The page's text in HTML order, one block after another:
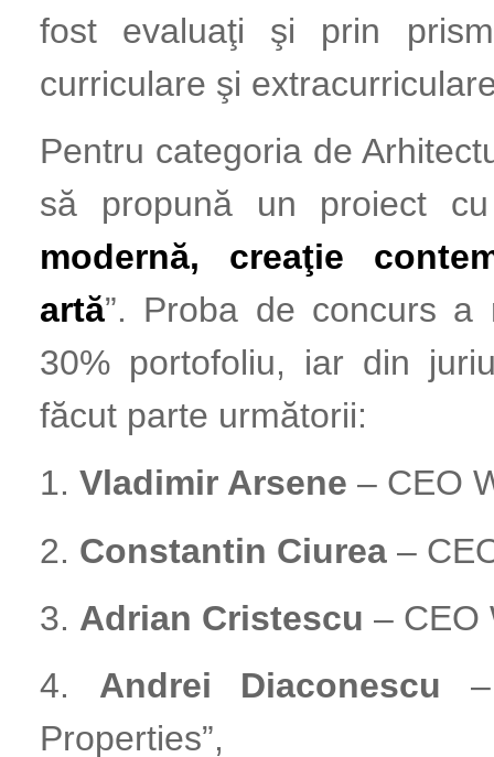
fost evaluaţi şi prin
curriculare şi
Pentru categoria de
să propună un proiect
modernă, creaţie
artă”. Proba de concurs a
30% portofoliu, iar din
făcut parte următorii:
1. Vladimir Arsene – CEO
2. Constantin Ciurea –
3. Adrian Cristescu – CEO
4. Andrei Diaconescu –
Properties”,